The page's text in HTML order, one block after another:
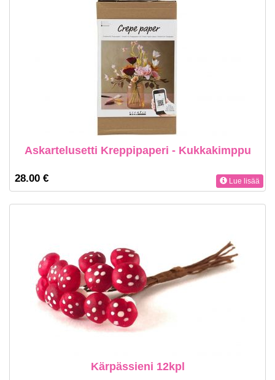
Askartelusetti Kreppipaperi - Kukkakimppu
28.00 € Lue lisää
Kärpässieni 12kpl